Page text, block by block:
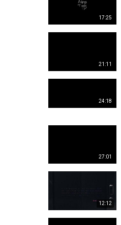
17:25
21:11
24:18
27:01
12:12